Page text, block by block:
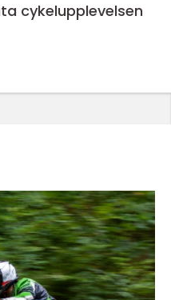
cykelupplevelsen